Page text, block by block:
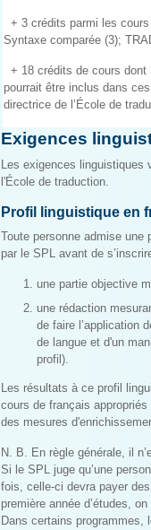
+ 3 crédits parmi les
Syntaxe comparée (3);
+ 18 crédits de cours dont
pourrait être inclus dans
directrice de l’École de
Exigences
Les exigences linguistiques
l'École de traduction.
Profil linguistique en
Toute personne admise une
par le SPL avant de
une partie objective
une rédaction
de faire l’application
de langue et d'un
profil).
Les résultats à ce profil
cours de français
des mesures
N. B. En règle générale, il
Si le SPL juge qu’une
fois, celle-ci devra payer
première année d’études,
Dans certains programmes,